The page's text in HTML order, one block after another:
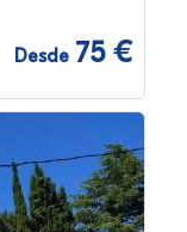
Desde 75 €